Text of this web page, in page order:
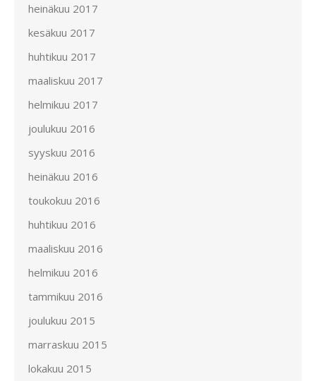
heinäkuu 2017
kesäkuu 2017
huhtikuu 2017
maaliskuu 2017
helmikuu 2017
joulukuu 2016
syyskuu 2016
heinäkuu 2016
toukokuu 2016
huhtikuu 2016
maaliskuu 2016
helmikuu 2016
tammikuu 2016
joulukuu 2015
marraskuu 2015
lokakuu 2015